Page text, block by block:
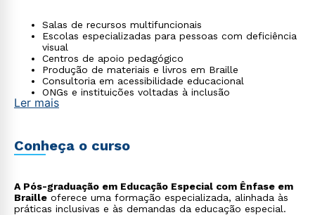
Salas de recursos multifuncionais
Escolas especializadas para pessoas com deficiência
visual
Centros de apoio pedagógico
Produção de materiais e livros em Braille
Consultoria em acessibilidade educacional
ONGs e instituições voltadas à inclusão
Ler mais
Conheça o curso
A Pós-graduação em Educação Especial com Ênfase em
Braille oferece uma formação especializada, alinhada às
práticas inclusivas e às demandas da educação especial.